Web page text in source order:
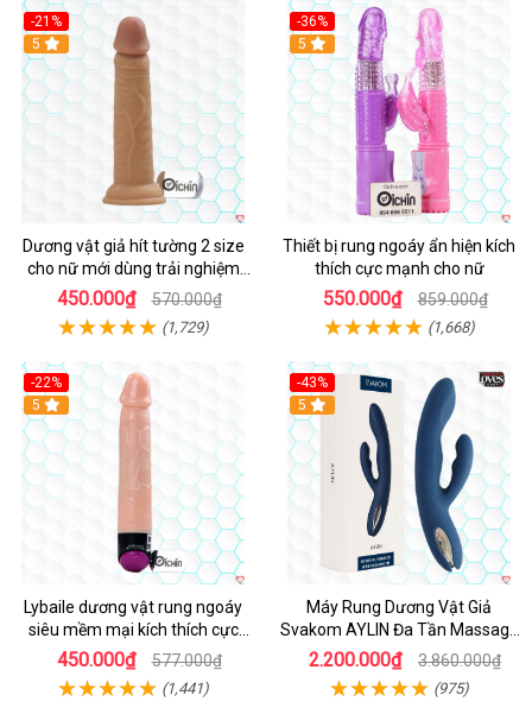
-21%
Hot
5
Dương vật giả hít tường 2 size
cho nữ mới dùng trải nghiệm
thật
450.000₫ 570.000₫
(1,729)
-36%
Hot
5
Thiết bị rung ngoáy ẩn hiện kích
thích cực mạnh cho nữ
550.000₫ 859.000₫
(1,668)
-22%
Hot
5
Lybaile dương vật rung ngoáy
siêu mềm mại kích thích cực
mạnh
450.000₫ 577.000₫
(1,441)
-43%
Hot
5
Máy Rung Dương Vật Giả
Svakom AYLIN Đa Tần Massage
Sướng
2.200.000₫ 3.860.000₫
(975)